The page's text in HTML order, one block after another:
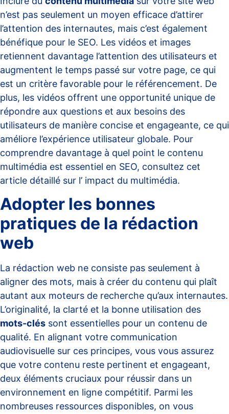
n’est pas seulement un moyen efficace d’attirer
l’attention des internautes, mais c’est également
bénéfique pour le SEO. Les vidéos et images
retiennent davantage l’attention des utilisateurs et
augmentent le temps passé sur votre page, ce qui
est un critère favorable pour le référencement. De
plus, les vidéos offrent une opportunité unique de
répondre aux questions et aux besoins des
utilisateurs de manière concise et engageante, ce qui
améliore l’expérience utilisateur globale. Pour
comprendre davantage à quel point le contenu
multimédia est essentiel en SEO, consultez cet
article détaillé sur l’ impact du multimédia.
Adopter les bonnes
pratiques de la rédaction
web
La rédaction web ne consiste pas seulement à
aligner des mots, mais à créer du contenu qui plaît
autant aux moteurs de recherche qu’aux internautes.
L’originalité, la clarté et la bonne utilisation des
mots-clés sont essentielles pour un contenu de
qualité. En alignant votre communication
audiovisuelle sur ces principes, vous vous assurez
que votre contenu reste pertinent et engageant,
deux éléments cruciaux pour réussir dans un
environnement en ligne compétitif. Parmi les
nombreuses ressources disponibles, on vous